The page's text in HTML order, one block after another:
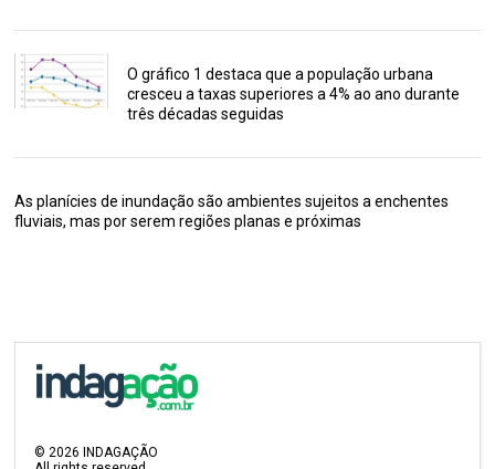
O gráfico 1 destaca que a população urbana
cresceu a taxas superiores a 4% ao ano durante
três décadas seguidas
As planícies de inundação são ambientes sujeitos a enchentes
fluviais, mas por serem regiões planas e próximas
©2026 INDAGAÇÃO